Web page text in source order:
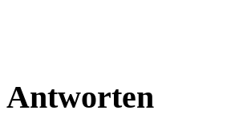
Antworten